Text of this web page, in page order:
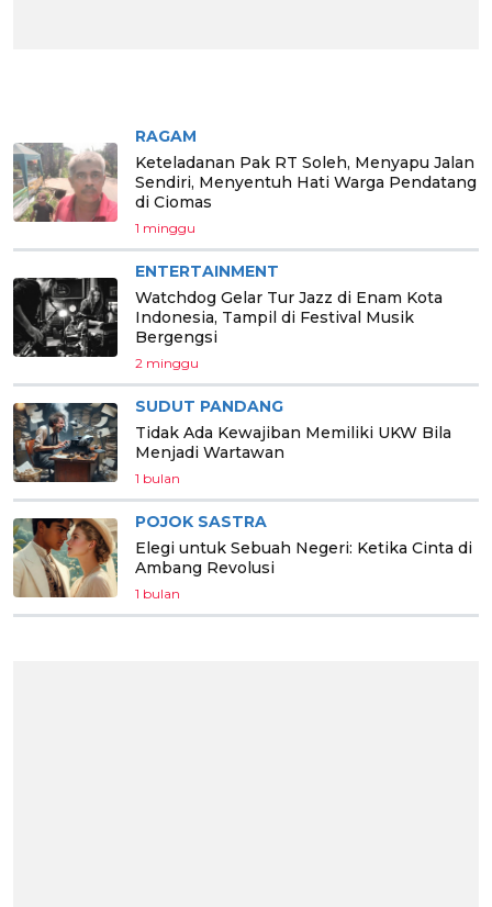
RAGAM
Keteladanan Pak RT Soleh, Menyapu Jalan
Sendiri, Menyentuh Hati Warga Pendatang
di Ciomas
1 minggu
ENTERTAINMENT
Watchdog Gelar Tur Jazz di Enam Kota
Indonesia, Tampil di Festival Musik
Bergengsi
2 minggu
SUDUT PANDANG
Tidak Ada Kewajiban Memiliki UKW Bila
Menjadi Wartawan
1 bulan
POJOK SASTRA
Elegi untuk Sebuah Negeri: Ketika Cinta di
Ambang Revolusi
1 bulan